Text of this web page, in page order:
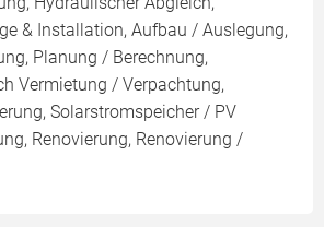
& Installation, Aufbau / Auslegung,
Planung / Berechnung,
Vermietung / Verpachtung,
Solarstromspeicher / PV
Renovierung, Renovierung /